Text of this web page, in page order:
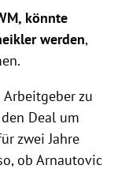
könnte
werden,
zu
Deal um
zwei Jahre
ob Arnautovic